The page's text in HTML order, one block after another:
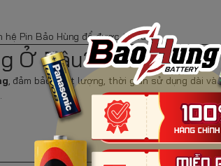
Pin Bảo Hùng để được tư vấn.
Ở Đâu?
, đảm bảo chất lượng, thời gian sử dụng dài